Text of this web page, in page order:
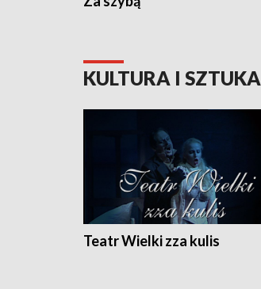
KULTURA I SZTUKA
Teatr Wielki zza kulis